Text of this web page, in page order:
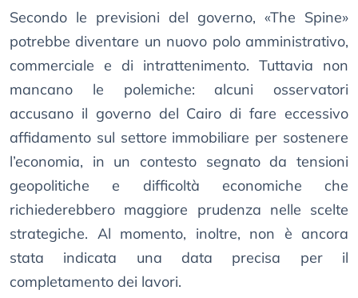
Secondo le previsioni del governo, «The Spine»
potrebbe diventare un nuovo polo amministrativo,
commerciale e di intrattenimento. Tuttavia non
mancano le polemiche: alcuni osservatori
accusano il governo del Cairo di fare eccessivo
affidamento sul settore immobiliare per sostenere
l’economia, in un contesto segnato da tensioni
geopolitiche e difficoltà economiche che
richiederebbero maggiore prudenza nelle scelte
strategiche. Al momento, inoltre, non è ancora
stata indicata una data precisa per il
completamento dei lavori.